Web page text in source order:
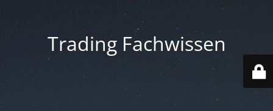
Trading Fachwissen